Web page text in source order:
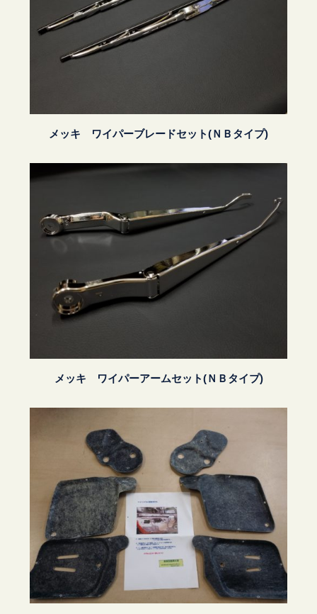
メッキ ワイパーブレードセット(ＮＢタイプ)
メッキ ワイパーアームセット(ＮＢタイプ)